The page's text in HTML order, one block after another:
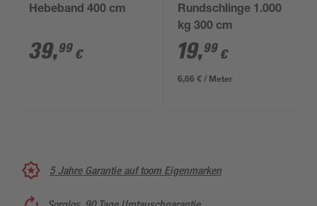
Hebeband 400 cm
39,99 €
Rundschlinge 1.000
kg 300 cm
19,99 €
6,66 € / Meter
5 Jahre Garantie auf toom Eigenmarken